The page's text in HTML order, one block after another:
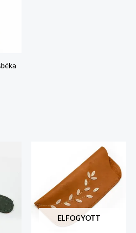
ELFOGYOTT